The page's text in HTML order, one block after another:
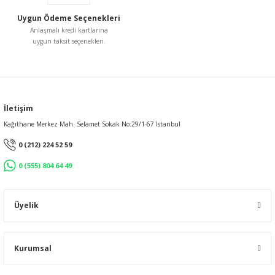
Uygun Ödeme Seçenekleri
Anlaşmalı kredi kartlarına
uygun taksit seçenekleri.
İletişim
Kağıthane Merkez Mah. Selamet Sokak No:29/1-67 İstanbul
0 (212) 224 52 59
0 (555) 804 64 49
Üyelik
Kurumsal